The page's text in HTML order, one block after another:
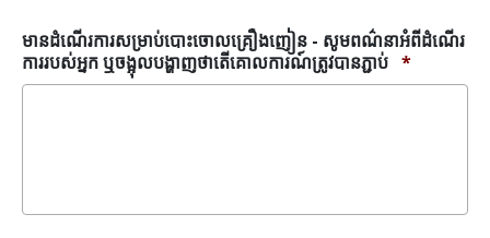
មានដំណើរការសម្រាប់បោះចោលគ្រឿងញៀន - សូមពណ៌នាអំពីដំណើរ
ការរបស់អ្នក ឬចង្អុលបង្ហាញថាតើគោលការណ៍ត្រូវបានភ្ជាប់ *